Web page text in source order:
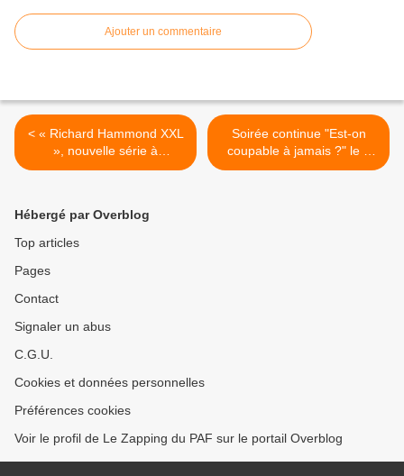
Ajouter un commentaire
< « Richard Hammond XXL
», nouvelle série à
découvrir dès février sur
Soirée continue "Est-on
coupable à jamais ?" le 5
février sur France 2 >
Hébergé par Overblog
Top articles
Pages
Contact
Signaler un abus
C.G.U.
Cookies et données personnelles
Préférences cookies
Voir le profil de Le Zapping du PAF sur le portail Overblog